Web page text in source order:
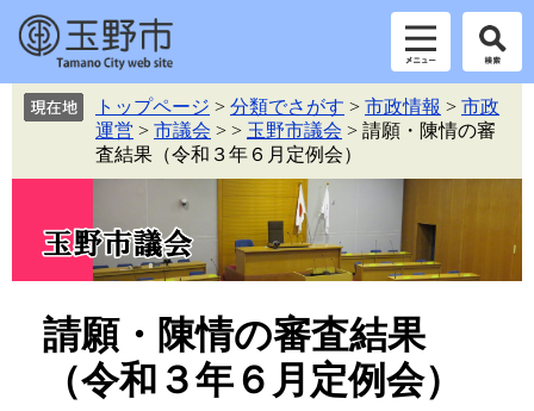
トップページ > 分類でさがす > 市政情報 > 市政
運営 > 市議会 > > 玉野市議会 > 請願・陳情の審
査結果（令和３年６月定例会）
請願・陳情の審査結果
（令和３年６月定例会）